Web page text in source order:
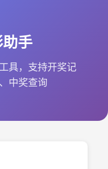
手
具，支持开奖记
中奖查询